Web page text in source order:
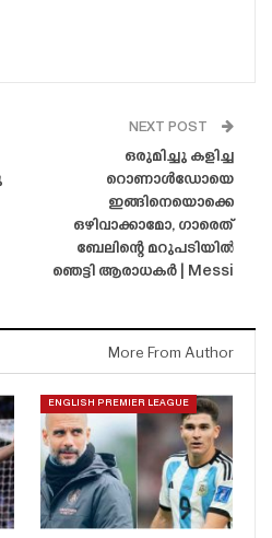
NEXT POST
ഒരുമിച്ചു കളിച്ച
റൊണാൾഡോയെ
ഇങ്ങിനെയൊക്കെ
ഒഴിവാക്കാമോ, ഗാരെത്
ബേലിന്റെ മറുപടിയിൽ
ഞെട്ടി ആരാധകർ | Messi
More From Author
ENGLISH PREMIER LEAGUE